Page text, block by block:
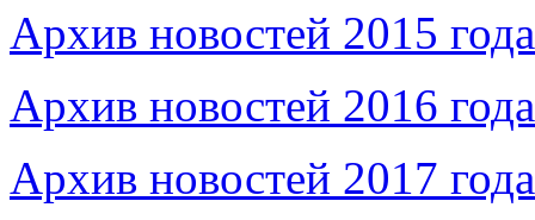
Архив новостей 2015 года
Архив новостей 2016 года
Архив новостей 2017 года